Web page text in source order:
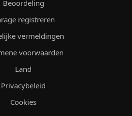
Beoordeling
registreren
vermeldingen
voorwaarden
Land
Privacybeleid
Cookies